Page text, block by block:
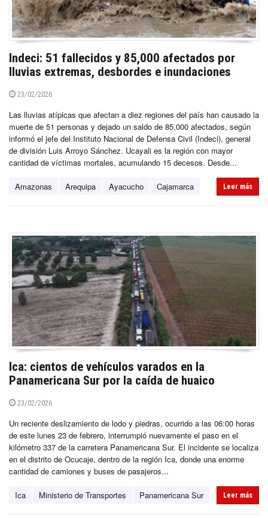
Indeci: 51 fallecidos y 85,000 afectados por
lluvias extremas, desbordes e inundaciones
23/02/2026
Las lluvias atípicas que afectan a diez regiones del país han causado la
muerte de 51 personas y dejado un saldo de 85,000 afectados, según
informó el jefe del Instituto Nacional de Defensa Civil (Indeci), general
de división Luis Arroyo Sánchez. Ucayali es la región con mayor
cantidad de víctimas mortales, acumulando 15 decesos. Desde...
Amazonas Arequipa Ayacucho Cajamarca Leer más
Ica: cientos de vehículos varados en la
Panamericana Sur por la caída de huaico
23/02/2026
Un reciente deslizamiento de lodo y piedras, ocurrido a las 06:00 horas
de este lunes 23 de febrero, interrumpió nuevamente el paso en el
kilómetro 337 de la carretera Panamericana Sur. El incidente se localiza
en el distrito de Ocucaje, dentro de la región Ica, donde una enorme
cantidad de camiones y buses de pasajeros...
Ica Ministerio de Transportes Panamericana Sur Leer más